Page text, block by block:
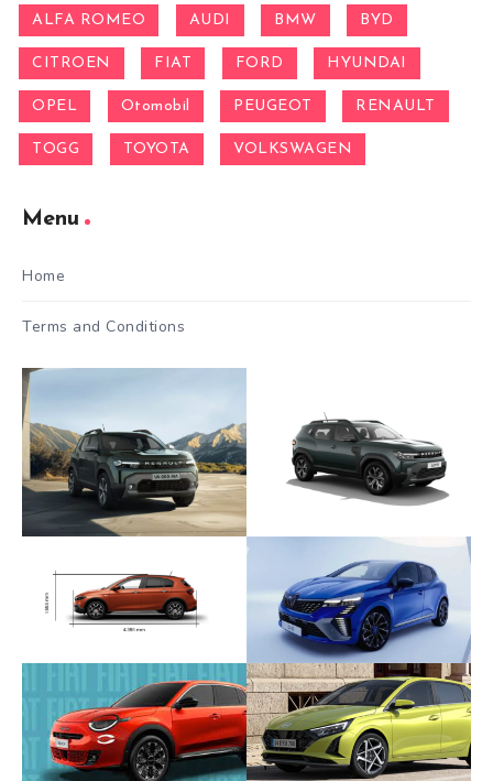
ALFA ROMEO AUDI BMW BYD
CITROEN FIAT FORD HYUNDAI
OPEL Otomobil PEUGEOT RENAULT
TOGG TOYOTA VOLKSWAGEN
Menu
Home
Terms and Conditions